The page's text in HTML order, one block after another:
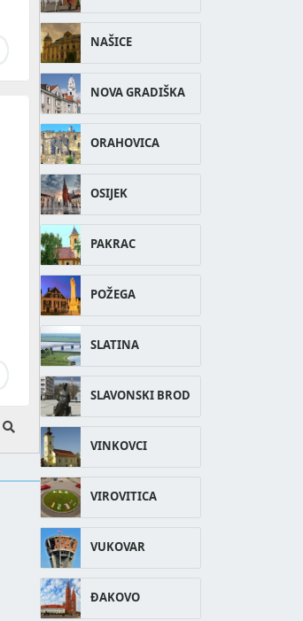
NAŠICE
NOVA GRADIŠKA
ORAHOVICA
OSIJEK
PAKRAC
POŽEGA
SLATINA
SLAVONSKI BROD
VINKOVCI
VIROVITICA
VUKOVAR
ĐAKOVO